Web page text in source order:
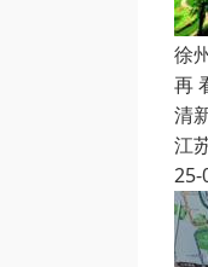
徐
再
清
江
25-